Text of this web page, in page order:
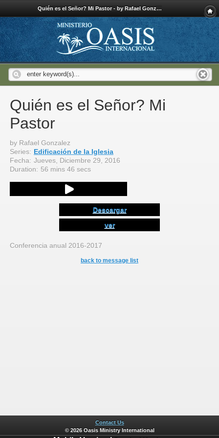
Quién es el Señor? Mi Pastor - by Rafael Gonzalez - Oasis Ministry International
Quién es el Señor? Mi
Pastor
by Rafael Gonzalez
Series: Edificación de la Iglesia
Fecha: Jueves, Diciembre 29, 2016
Duration: 56 mins 46 secs
Descargar
ver
Conferencia anual 2016-2017
back to message list
Contact Us
© 2026 Oasis Ministry International